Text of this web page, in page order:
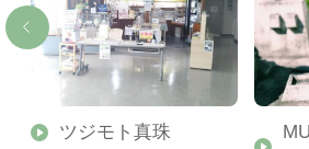
ツジモト真珠